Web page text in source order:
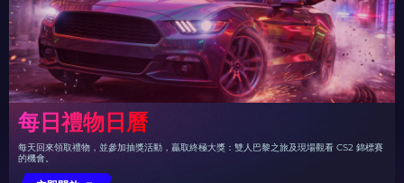
每日禮物日曆
每天回來領取禮物，並參加抽獎活動，贏取終極大獎：雙人巴黎之旅及現場觀看 CS2 錦標賽
的機會。